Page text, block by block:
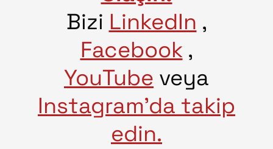
Bizi LinkedIn ,
Facebook,
YouTube veya
Instagram’da takip
edin.